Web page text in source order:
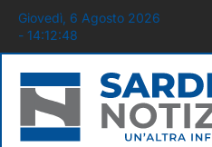
Giovedì, 6 Agosto 2026
- 14:12:49